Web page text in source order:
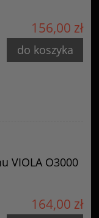
156,00 zł
do koszyka
VIOLA O3000
164,00 zł